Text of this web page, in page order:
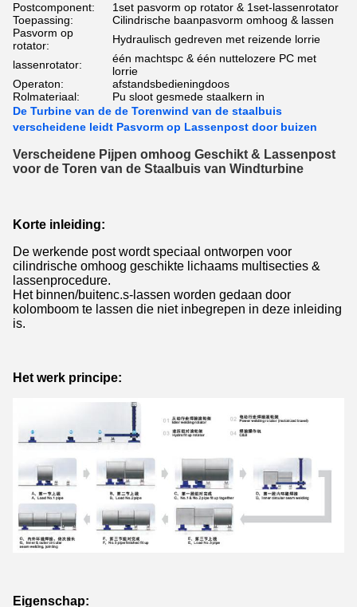
Postcomponent:
1set pasvorm op rotator & 1set-lassenrotator
Toepassing:
Cilindrische baanpasvorm omhoog & lassen
Pasvorm op
rotator:
Hydraulisch gedreven met reizende lorrie
lassenrotator:
één machtspc & één nuttelozere PC met
lorrie
Operaton:
afstandsbedieningdoos
Rolmateriaal:
Pu sloot gesmede staalkern in
De Turbine van de de Torenwind van de staalbuis
verscheidene leidt Pasvorm op Lassenpost door buizen
Verscheidene Pijpen omhoog Geschikt & Lassenpost
voor de Toren van de Staalbuis van Windturbine
Korte inleiding:
De werkende post wordt speciaal ontworpen voor
cilindrische omhoog geschikte lichaams multisecties &
lassenprocedure.
Het binnen/buitenc.s-lassen worden gedaan door
kolomboom te lassen die niet inbegrepen in deze inleiding
is.
Het werk principe:
Eigenschap: